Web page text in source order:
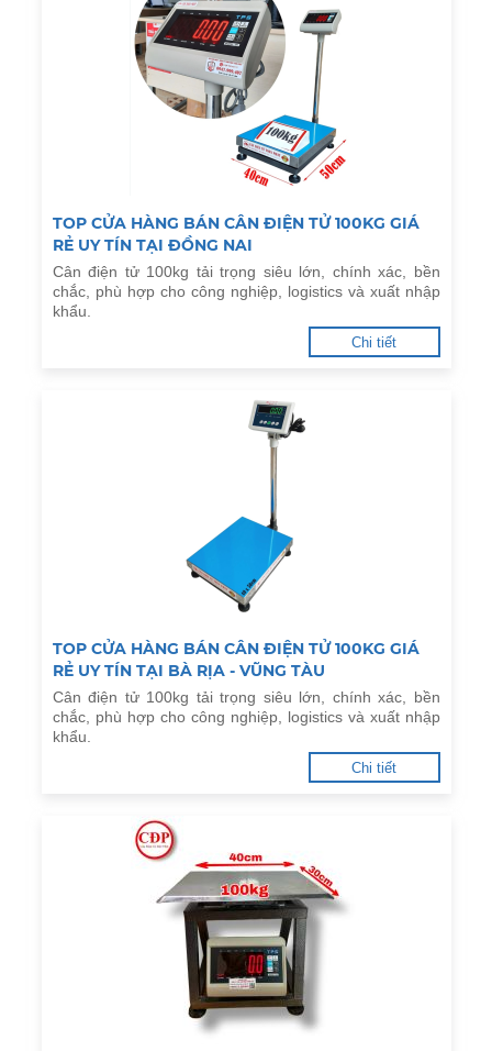
TOP CỬA HÀNG BÁN CÂN ĐIỆN TỬ 100KG GIÁ
RẺ UY TÍN TẠI ĐỒNG NAI
Cân điện tử 100kg tải trọng siêu lớn, chính xác, bền
chắc, phù hợp cho công nghiệp, logistics và xuất nhập
khẩu.
Chi tiết
TOP CỬA HÀNG BÁN CÂN ĐIỆN TỬ 100KG GIÁ
RẺ UY TÍN TẠI BÀ RỊA - VŨNG TÀU
Cân điện tử 100kg tải trọng siêu lớn, chính xác, bền
chắc, phù hợp cho công nghiệp, logistics và xuất nhập
khẩu.
Chi tiết